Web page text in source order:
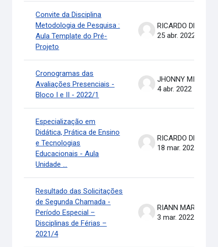
Convite da Disciplina
Metodologia de Pesquisa :
Aula Template do Pré-
Projeto
25 abr. 2022
Cronogramas das
Avaliações Presenciais -
Bloco I e II - 2022/1
4 abr. 2022
Especialização em
Didática, Prática de Ensino
e Tecnologias
Educacionais - Aula
Unidade ...
18 mar. 2022
Resultado das Solicitações
de Segunda Chamada -
Período Especial –
Disciplinas de Férias –
2021/4
3 mar. 2022